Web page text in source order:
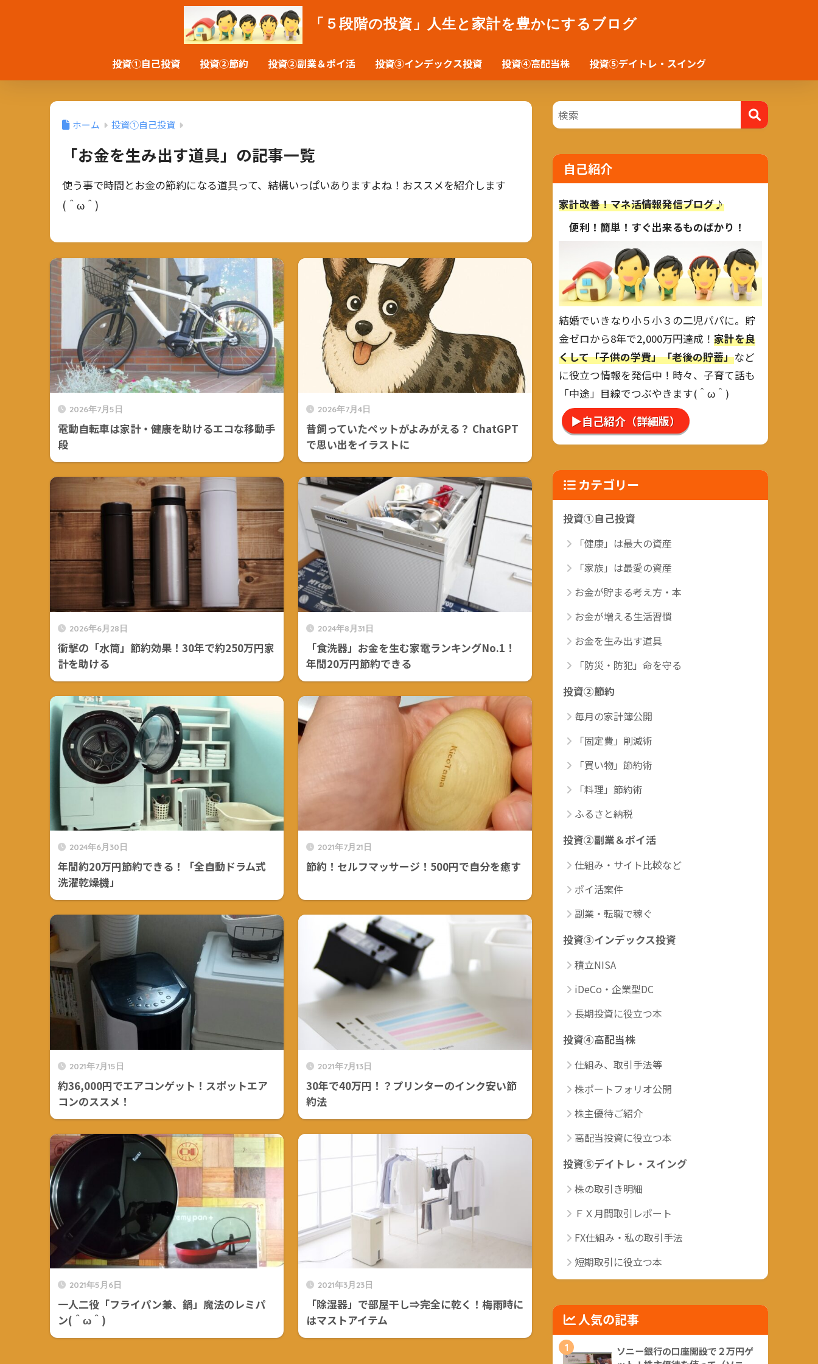
「５段階の投資」人生と家計を豊かにするブログ
投資①自己投資 投資②節約 投資②副業＆ポイ活 投資③インデックス投資 投資④高配当株 投資⑤デイトレ・スイング
ホーム 投資①自己投資
「お金を生み出す道具」の記事一覧
使う事で時間とお金の節約になる道具って、結構いっぱいありますよね！おススメを紹介します
(＾ω＾)
2026年7月5日
電動自転車は家計・健康を助けるエコな移動手
段
2026年7月4日
昔飼っていたペットがよみがえる？ ChatGPT
で思い出をイラストに
2026年6月28日
衝撃の「水筒」節約効果！30年で約250万円家
計を助ける
2024年8月31日
「食洗器」お金を生む家電ランキングNo.1！
年間20万円節約できる
2024年6月30日
年間約20万円節約できる！「全自動ドラム式
洗濯乾燥機」
2021年7月21日
節約！セルフマッサージ！500円で自分を癒す
2021年7月15日
約36,000円でエアコンゲット！スポットエア
コンのススメ！
2021年7月13日
30年で40万円！？プリンターのインク安い節
約法
2021年5月6日
一人二役「フライパン兼、鍋」魔法のレミパ
ン(＾ω＾)
2021年3月23日
「除湿器」で部屋干し⇒完全に乾く！梅雨時に
はマストアイテム
自己紹介
家計改善！マネ活情報発信ブログ♪
便利！簡単！すぐ出来るものばかり！
結婚でいきなり小５小３の二児パパに。貯
金ゼロから8年で2,000万円達成！ 家計を良
くして「子供の学費」「老後の貯蓄」など
に役立つ情報を発信中！時々、子育て話も
「中途」目線でつぶやきます(＾ω＾)
▶自己紹介（詳細版）
カテゴリー
投資①自己投資
「健康」は最大の資産
「家族」は最愛の資産
お金が貯まる考え方・本
お金が増える生活習慣
お金を生み出す道具
「防災・防犯」命を守る
投資②節約
毎月の家計簿公開
「固定費」削減術
「買い物」節約術
「料理」節約術
ふるさと納税
投資②副業＆ポイ活
仕組み・サイト比較など
ポイ活案件
副業・転職で稼ぐ
投資③インデックス投資
積立NISA
iDeCo・企業型DC
長期投資に役立つ本
投資④高配当株
仕組み、取引手法等
株ポートフォリオ公開
株主優待ご紹介
高配当投資に役立つ本
投資⑤デイトレ・スイング
株の取引き明細
ＦＸ月間取引レポート
FX仕組み・私の取引手法
短期取引に役立つ本
人気の記事
1
ソニー銀行の口座開設で２万円ゲ